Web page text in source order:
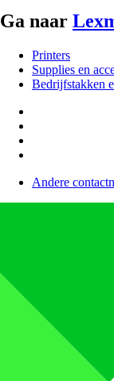
Ga naar
Printers
Supplies en
Bedrijfstakken
Andere